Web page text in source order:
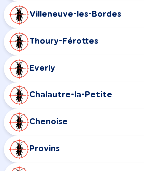
Villeneuve-les-Bordes
Thoury-Férottes
Everly
Chalautre-la-Petite
Chenoise
Provins